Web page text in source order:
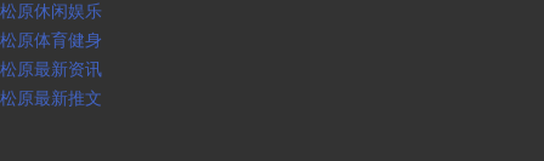
松原休闲娱乐
松原体育健身
松原最新资讯
松原最新推文